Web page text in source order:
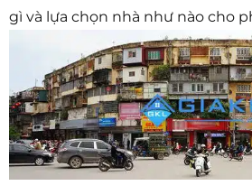
gì và lựa chọn nhà như nào cho